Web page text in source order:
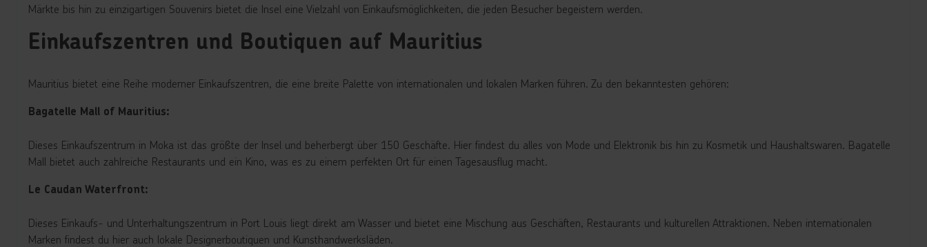
Märkte bis hin zu einzigartigen Souvenirs bietet die Insel eine Vielzahl von Einkaufsmöglichkeiten, die jeden Besucher begeistern werden.
Einkaufszentren und Boutiquen auf Mauritius
Mauritius bietet eine Reihe moderner Einkaufszentren, die eine breite Palette von internationalen und lokalen Marken führen. Zu den bekanntesten gehören:
Bagatelle Mall of Mauritius:
Dieses Einkaufszentrum in Moka ist das größte der Insel und beherbergt über 150 Geschäfte. Hier findest du alles von Mode und Elektronik bis hin zu Kosmetik und Haushaltswaren. Bagatelle
Mall bietet auch zahlreiche Restaurants und ein Kino, was es zu einem perfekten Ort für einen Tagesausflug macht.
Le Caudan Waterfront:
Dieses Einkaufs- und Unterhaltungszentrum in Port Louis liegt direkt am Wasser und bietet eine Mischung aus Geschäften, Restaurants und kulturellen Attraktionen. Neben internationalen
Marken findest du hier auch lokale Designerboutiquen und Kunsthandwerksläden.